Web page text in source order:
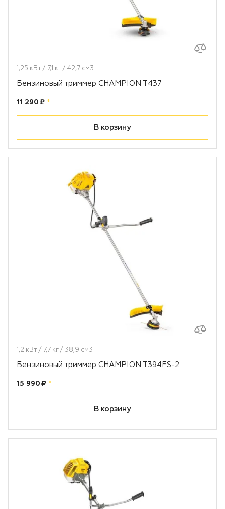
1,25 кВт / 7,1 кг / 42,7 см3
Бензиновый триммер CHAMPION T437
Цена:
11 290 ₽ рублей
*
В корзину
1,2 кВт / 7,7 кг / 38,9 см3
Бензиновый триммер CHAMPION T394FS-2
Цена:
15 990 ₽ рублей
*
В корзину